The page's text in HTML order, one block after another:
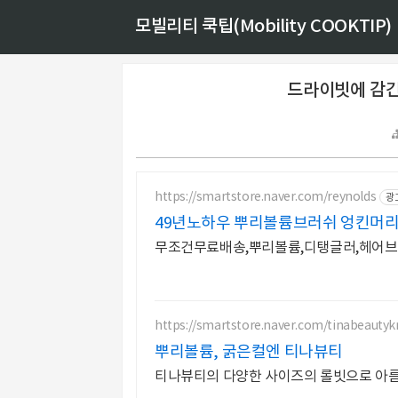
모빌리티 쿡팁(Mobility COOKTIP)
드라이빗에 감
https://smartstore.naver.com/reynolds 광
49년노하우 뿌리볼륨브러쉬 엉킨머
무조건무료배송,뿌리볼륨,디탱글러,헤어
https://smartstore.naver.com/
뿌리볼륨, 굵은컬엔 티나뷰티
티나뷰티의 다양한 사이즈의 롤빗으로 아